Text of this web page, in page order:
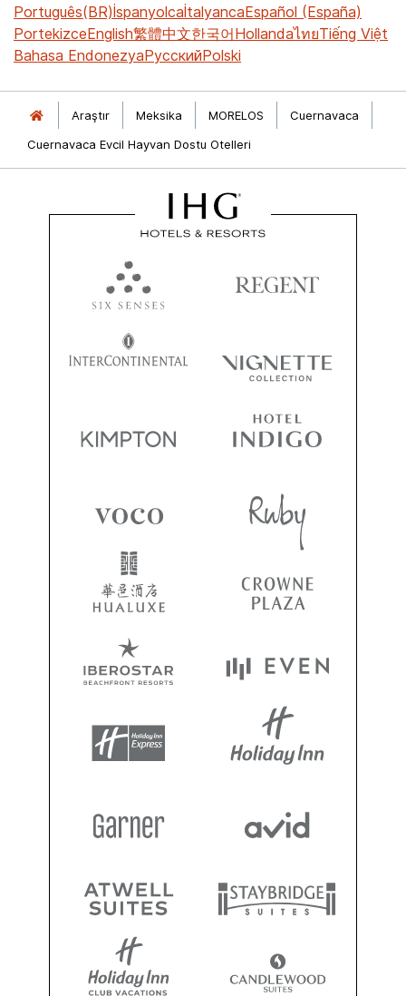
Português(BR)İspanyolcaİtalyancaEspañol (España)
PortekizceEnglish繁體中文한국어HollandaไทยTiếng Việt
Bahasa EndonezyaРусскийPolski
Araştır Meksika MORELOS
Cuernavaca
Cuernavaca Evcil Hayvan Dostu Otelleri